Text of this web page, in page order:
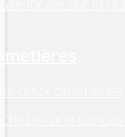
locale sur la
deux cimetières
une